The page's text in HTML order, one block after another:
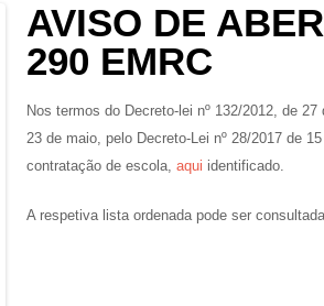
AVISO DE
290 EMRC
Nos termos do Decreto-lei nº 132/2012, de
23 de maio, pelo Decreto-Lei nº 28/2017 de
contratação de escola, aqui identificado.
A respetiva lista ordenada pode ser